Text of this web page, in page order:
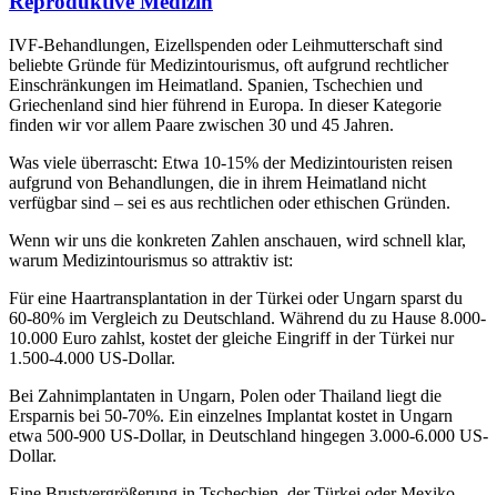
IVF-Behandlungen, Eizellspenden oder Leihmutterschaft sind
beliebte Gründe für Medizintourismus, oft aufgrund rechtlicher
Einschränkungen im Heimatland. Spanien, Tschechien und
Griechenland sind hier führend in Europa. In dieser Kategorie
finden wir vor allem Paare zwischen 30 und 45 Jahren.
Was viele überrascht: Etwa 10-15% der Medizintouristen reisen
aufgrund von Behandlungen, die in ihrem Heimatland nicht
verfügbar sind – sei es aus rechtlichen oder ethischen Gründen.
Wenn wir uns die konkreten Zahlen anschauen, wird schnell klar,
warum Medizintourismus so attraktiv ist:
Für eine Haartransplantation in der Türkei oder Ungarn sparst du
60-80% im Vergleich zu Deutschland. Während du zu Hause 8.000-
10.000 Euro zahlst, kostet der gleiche Eingriff in der Türkei nur
1.500-4.000 US-Dollar.
Bei Zahnimplantaten in Ungarn, Polen oder Thailand liegt die
Ersparnis bei 50-70%. Ein einzelnes Implantat kostet in Ungarn
etwa 500-900 US-Dollar, in Deutschland hingegen 3.000-6.000 US-
Dollar.